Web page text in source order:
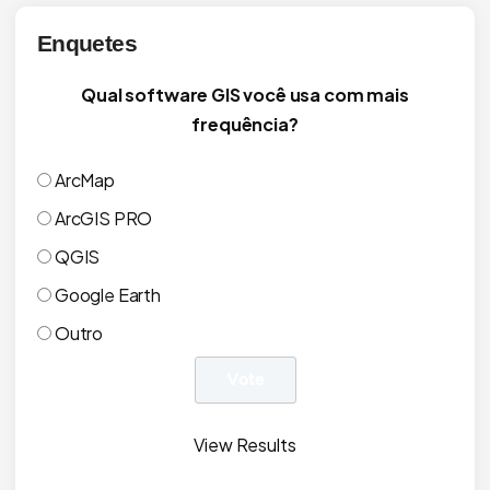
Enquetes
Qual software GIS você usa com mais
frequência?
ArcMap
ArcGIS PRO
QGIS
Google Earth
Outro
View Results